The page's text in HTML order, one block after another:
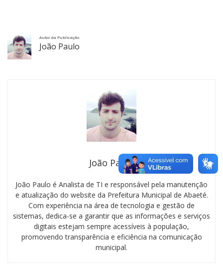
Autor da Publicação
João Paulo
João Paulo
João Paulo é Analista de TI e responsável pela manutenção
e atualização do website da Prefeitura Municipal de Abaeté.
Com experiência na área de tecnologia e gestão de
sistemas, dedica-se a garantir que as informações e serviços
digitais estejam sempre acessíveis à população,
promovendo transparência e eficiência na comunicação
municipal.